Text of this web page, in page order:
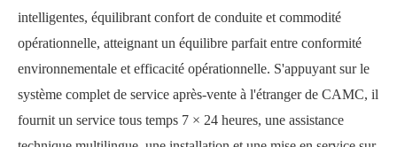
intelligentes, équilibrant confort de conduite et commodité
opérationnelle, atteignant un équilibre parfait entre conformité
environnementale et efficacité opérationnelle. S'appuyant sur le
système complet de service après-vente à l'étranger de CAMC, il
fournit un service tous temps 7 × 24 heures, une assistance